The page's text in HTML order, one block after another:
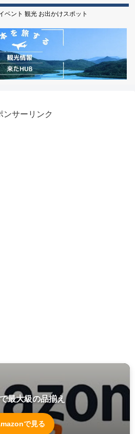
ベント 観光 お出かけスポット
ンサーリンク
最大級の品揃え
で見る